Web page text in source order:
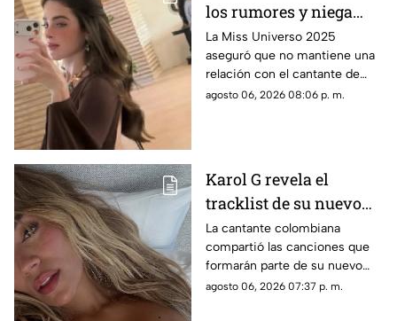
los rumores y niega
tener un romance con
Natanael Cano
La Miss Universo 2025
aseguró que no mantiene una
relación con el cantante de
corridos tumbados.
agosto 06, 2026 08:06 p. m.
Karol G revela el
tracklist de su nuevo
álbum antes de su
lanzamiento; esta es la
lista completa
La cantante colombiana
compartió las canciones que
formarán parte de su nuevo
material de estudio,
agosto 06, 2026 07:37 p. m.